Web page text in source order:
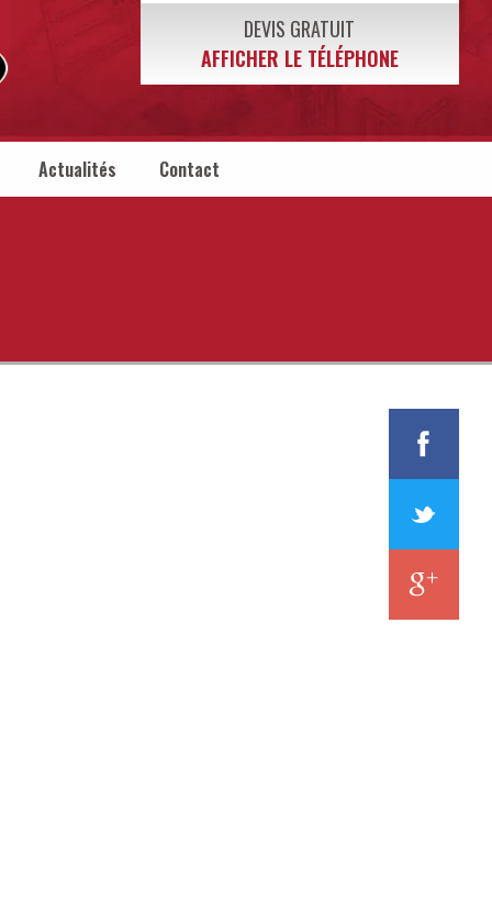
DEVIS GRATUIT
AFFICHER LE TÉLÉPHONE
Actualités Contact